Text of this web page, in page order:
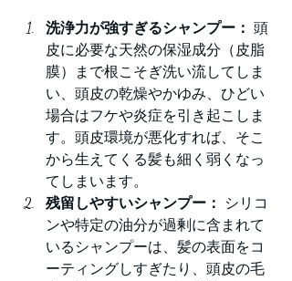
洗浄力が強すぎるシャンプー： 頭
皮に必要な天然の保湿成分（皮脂
膜）まで根こそぎ洗い流してしま
い、頭皮の乾燥やかゆみ、ひどい
場合はフケや炎症を引き起こしま
す。頭皮環境が悪化すれば、そこ
から生えてくる髪も細く弱くなっ
てしまいます。
残留しやすいシャンプー：
シリコ
ンや特定の油分が過剰に含まれて
いるシャンプーは、髪の表面をコ
ーティングしすぎたり、頭皮の毛